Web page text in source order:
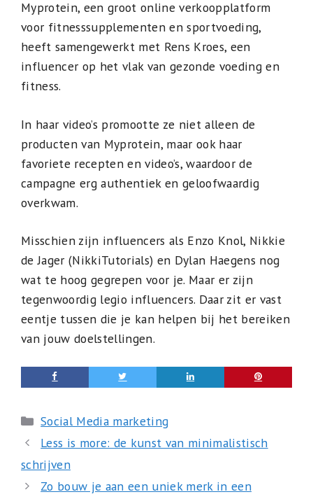
Myprotein, een groot online verkoopplatform
voor fitnesssupplementen en sportvoeding,
heeft samengewerkt met Rens Kroes, een
influencer op het vlak van gezonde voeding en
fitness.
In haar video’s promootte ze niet alleen de
producten van Myprotein, maar ook haar
favoriete recepten en video’s, waardoor de
campagne erg authentiek en geloofwaardig
overkwam.
Misschien zijn influencers als Enzo Knol, Nikkie
de Jager (NikkiTutorials) en Dylan Haegens nog
wat te hoog gegrepen voor je. Maar er zijn
tegenwoordig legio influencers. Daar zit er vast
eentje tussen die je kan helpen bij het bereiken
van jouw doelstellingen.
Categorieën
Social Media marketing
Less is more: de kunst van minimalistisch
schrijven
Zo bouw je aan een uniek merk in een